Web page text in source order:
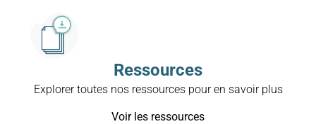
Ressources
Explorer toutes nos ressources pour en savoir plus
Voir les ressources